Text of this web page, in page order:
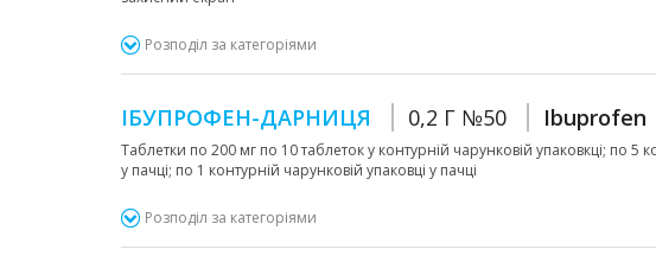
Розподіл за категоріями
ІБУПРОФЕН-ДАРНИЦЯ 0,2 Г №50 Ibuprofen
Таблетки по 200 мг по 10 таблеток у контурній чарунковій упаковкці; по 5
у пачці; по 1 контурній чарунковій упаковці у пачці
Розподіл за категоріями